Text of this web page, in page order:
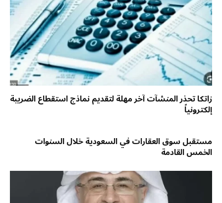
زاتكا تحذر المنشآت آخر مهلة لتقديم نماذج استقطاع الضريبة
إلكترونياً
مستقبل سوق العقارات في السعودية خلال السنوات
الخمس القادمة